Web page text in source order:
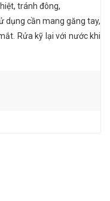
tránh đông,
dụng cần mang găng tay,
Rửa kỹ lại với nước khi